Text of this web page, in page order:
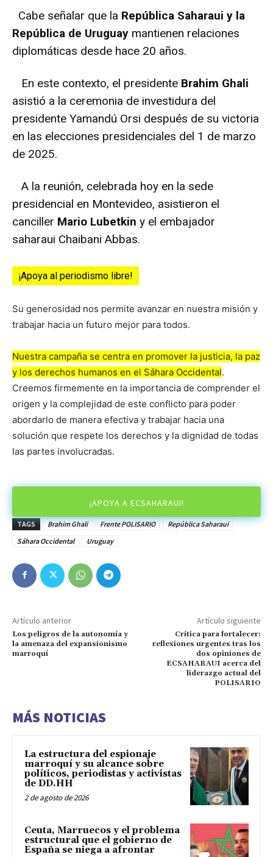
Cabe señalar que la República Saharaui y la
República de Uruguay mantienen relaciones
diplomáticas desde hace 20 años.
En este contexto, el presidente Brahim Ghali
asistió a la ceremonia de investidura del
presidente Yamandú Orsi después de su victoria
en las elecciones presidenciales del 1 de marzo
de 2025.
A la reunión, celebrada hoy en la sede
presidencial en Montevideo, asistieron el
canciller Mario Lubetkin y el embajador
saharaui Chaibani Abbas.
¡Apoya al periodismo libre!
Su generosidad nos permite avanzar en nuestra misión y
trabajar hacia un futuro mejor para todos.
Nuestra campaña se centra en promover la justicia, la paz
y los derechos humanos en el Sáhara Occidental.
Creemos firmemente en la importancia de comprender el
origen y la complejidad de este conflicto para poder
abordarlo de manera efectiva y trabajar hacia una
solución que respete los derechos y la dignidad de todas
las partes involucradas.
¡APOYA A ECSAHARAUI!
TAGS Brahim Ghali Frente POLISARIO
República Saharaui
Sáhara Occidental
Uruguay
Artículo anterior
Los peligros de la autonomía y
la amenaza del expansionismo
marroquí
Artículo siguiente
Crítica para fortalecer:
reflexiones urgentes tras los
dos opiniones de
ECSAHARAUI acerca del
liderazgo actual del
POLISARIO
MÁS NOTICIAS
La estructura del espionaje
marroquí y su alcance sobre
políticos, periodistas y activistas
de DD.HH
2 de agosto de 2026
Ceuta, Marruecos y el problema
estructural que el gobierno de
España se niega a afrontar